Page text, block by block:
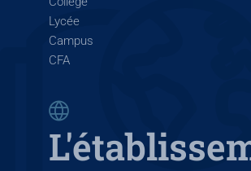
Lycée
Campus
CFA